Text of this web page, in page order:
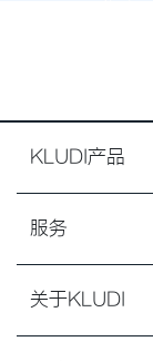
KLUDI产品
服务
关于KLUDI